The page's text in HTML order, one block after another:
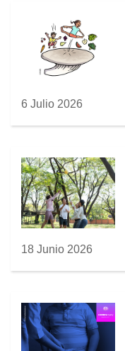
6 Julio 2026
18 Junio 2026